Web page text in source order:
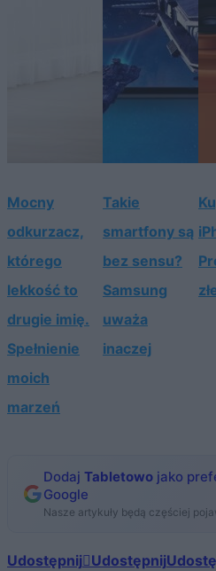
Mocny
odkurzacz,
którego
lekkość to
drugie imię.
Spełnienie
moich
marzeń
Takie
smartfony są
bez sensu?
Samsung
uważa
inaczej
Dodaj Tabletowo jako
Google
Nasze artykuły będą częściej
Udostępnij Udostępnij